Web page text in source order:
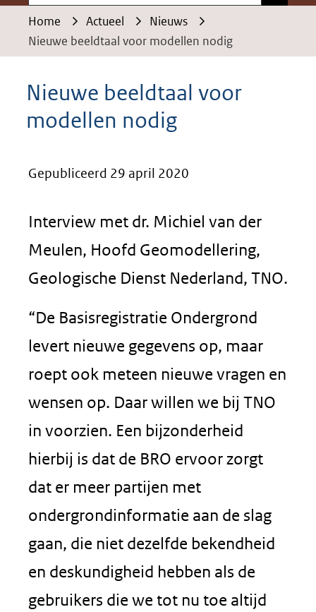
Home Actueel
Nieuws
Nieuwe beeldtaal voor modellen nodig
Nieuwe beeldtaal voor
modellen nodig
Gepubliceerd 29 april 2020
Interview met dr. Michiel van der
Meulen, Hoofd Geomodellering,
Geologische Dienst Nederland, TNO.
“De Basisregistratie Ondergrond
levert nieuwe gegevens op, maar
roept ook meteen nieuwe vragen en
wensen op. Daar willen we bij TNO
in voorzien. Een bijzonderheid
hierbij is dat de BRO ervoor zorgt
dat er meer partijen met
ondergrondinformatie aan de slag
gaan, die niet dezelfde bekendheid
en deskundigheid hebben als de
gebruikers die we tot nu toe altijd